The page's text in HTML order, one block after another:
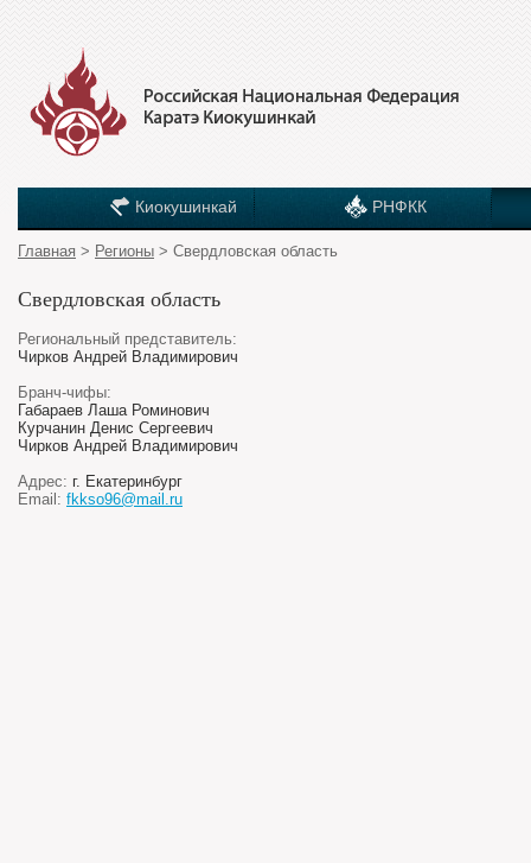
Киокушинкай РНФКК
Главная > Регионы > Свердловская область
Свердловская область
Региональный представитель:
Чирков Андрей Владимирович
Бранч-чифы:
Габараев Лаша Роминович
Курчанин Денис Сергеевич
Чирков Андрей Владимирович
Адрес: г. Екатеринбург
Email: fkkso96@mail.ru